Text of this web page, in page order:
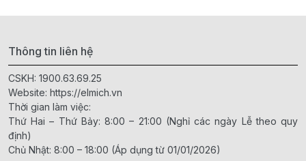
Thông tin liên hệ
CSKH: 1900.63.69.25
Website: https://elmich.vn
Thời gian làm việc:
Thứ Hai – Thứ Bảy: 8:00 – 21:00 (Nghỉ các ngày Lễ theo quy
định)
Chủ Nhật: 8:00 – 18:00 (Áp dụng từ 01/01/2026)